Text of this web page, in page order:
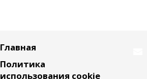
Главная
Политика
использования cookie